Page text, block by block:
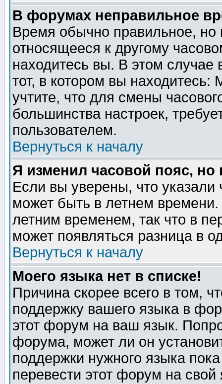
В форумах неправильное
Время обычно правильное,
относящееся к другому
находитесь вы. В этом
тот, в котором вы
учтите, что для смены
большинства настроек,
пользователем.
Вернуться к началу
Я изменил часовой пояс,
Если вы уверены, что указали
может быть в летнем
летним временем, так что в
может появляться разница в
Вернуться к началу
Моего языка нет в списке!
Причина скорее всего в том,
поддержку вашего языка в
этот форум на ваш язык.
форума, может ли он
поддержки нужного языка
перевести этот форум на